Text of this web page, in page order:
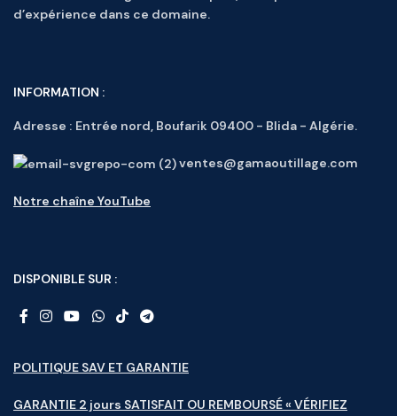
d’expérience dans ce domaine.
INFORMATION :
Adresse : Entrée nord, Boufarik 09400 - Blida - Algérie.
ventes@gamaoutillage.com
Notre chaîne YouTube
DISPONIBLE SUR :
POLITIQUE SAV ET GARANTIE
GARANTIE 2 jours SATISFAIT OU REMBOURSÉ « VÉRIFIEZ